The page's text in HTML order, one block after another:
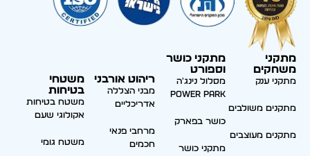
מתקני
משחקים
מתקני ענק
מתקנים משולבים
מתקנים מעוצבים
מתקני כושר
וספורט
מסלול נינג'ה
Power park
כושר בפארק
מתקני כושר
ריהוט אורבני
מבני הצללה
אדריכליים
מרחבי פנאי
חכמים
משטחי
בטיחות
משטח בטיחות
אקולוגי שעם
משטח גומי